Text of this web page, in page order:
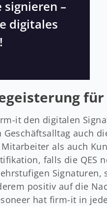
–
digitales
it den digitalen
auch
als auch
falls die QES
positiv auf die
hat firm-it in